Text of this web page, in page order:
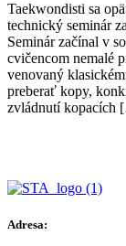
Taekwondisti sa
technický seminár
Seminár začínal v
cvičencom nemalé
venovaný
preberať kopy,
zvládnutí
Adresa: